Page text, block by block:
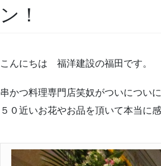
ン！
こんにちは 福洋建設の福田です。
串かつ料理専門店笑奴がついについ
５０近いお花やお品を頂いて本当に